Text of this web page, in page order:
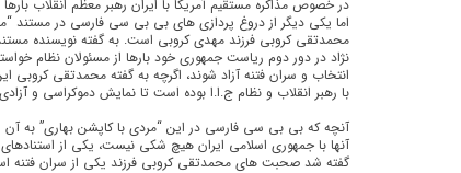
در خصوص مذاکره مستقیم آمریکا با ایران رهبر معظم انقلاب بارها
اما یکی دیگر از دروغ پردازی های بی بی سی فارسی در مستند
محمدتقی کروبی فرزند مهدی کروبی است. به گفته نویسنده
نژاد در دور دوم ریاست جمهوری خود بارها از مسئولان نظام
انتخاب و سران فتنه آزاد شوند، اگرچه به گفته محمدتقی کروبی
با رهبر انقلاب و نظام ج.ا.ا بوده است تا نمایش دموکراسی و
آنچه که بی بی سی فارسی در این “مردی با کاپشن بهاری” به آن
آنها با جمهوری اسلامی ایران هیچ شکی نیست، یکی از
گفته شد صحبت های محمدتقی کروبی فرزند یکی از سران فتنه